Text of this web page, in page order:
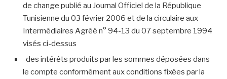
de change publié au Journal Officiel de la République
Tunisienne du 03 février 2006 et de la circulaire aux
Intermédiaires Agréé n° 94-13 du 07 septembre 1994
visés ci-dessus
-des intérêts produits par les sommes déposées dans
le compte conformément aux conditions fixées par la